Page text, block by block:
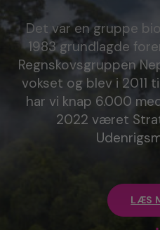
Det var en gruppe
1983 grundlagde
Regnskovsgruppen
vokset og blev i 2011
har vi knap 6.000
2022 været
LÆS